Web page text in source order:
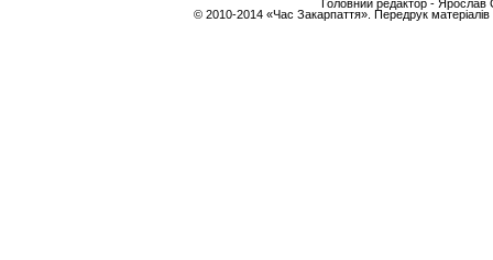
Головний редактор - Ярослав
© 2010-2014 «Час Закарпаття». Передрук